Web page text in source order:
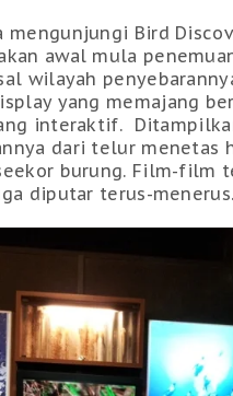
mengunjungi Bird
awal mula
wilayah
yang memajang
interaktif.
dari telur menetas
burung. Film-film
diputar terus-